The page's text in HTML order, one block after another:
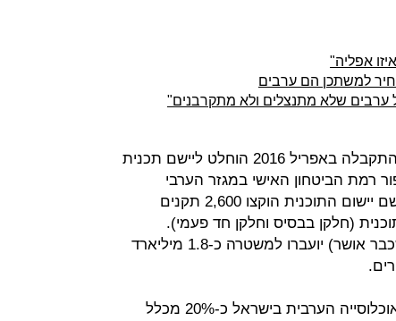
אפליה"
ערבים שלא מתנצלים ולא מתקרבנים"
יצוין כי בהחלטת ממשלה מספר 1402 שהתקבלה באפריל 2016 הוחלט ליישם תכנית
2016 לטובת שיפור רמת הביטחון האישי במגזר הערבי
ולטובת חיזוק הביטחון במחוז ירושלים. לשם יישום התוכנית הוקצו 2,600 תקנים
התוכנית (חלקן בבסיס וחלקן חד פעמי).
בהתאם להחלטה זו, עד תקציב 2019 (שכבר אושר) יועברו למשטרה כ-1.8 מיליארד
על פי הדוח, בסוף אפריל 2017 מנתה האוכלוסייה הערבית בישראל כ-20% מכלל